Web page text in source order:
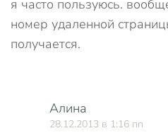
я часто пользуюсь.
номер удаленной
получается.
Алина
28.12.2013 в 1:16 пп